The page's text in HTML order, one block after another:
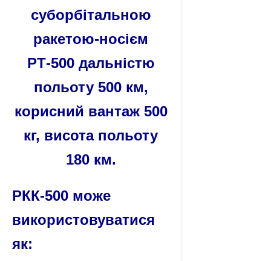
суборбітальною
ракетою-носієм
РТ-500 дальністю
польоту 500 км,
корисний вантаж 500
кг, висота польоту
180 км.
РКК-500 може
використовуватися
як: